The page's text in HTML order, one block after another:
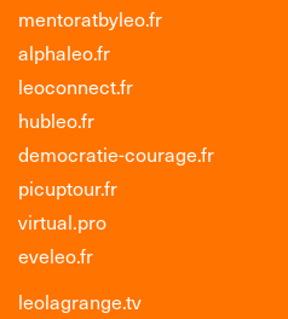
mentoratbyleo.fr
alphaleo.fr
leoconnect.fr
hubleo.fr
democratie-courage.fr
picuptour.fr
virtual.pro
eveleo.fr
leolagrange.tv